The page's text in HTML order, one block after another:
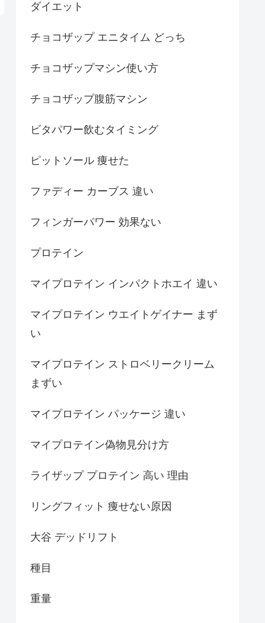
ダイエット
チョコザップ エニタイム どっち
チョコザップマシン使い方
チョコザップ腹筋マシン
ビタパワー飲むタイミング
ピットソール 痩せた
ファディー カーブス 違い
フィンガーパワー 効果ない
プロテイン
マイプロテイン インパクトホエイ 違い
マイプロテイン ウエイトゲイナー まず
い
マイプロテイン ストロベリークリーム
まずい
マイプロテイン パッケージ 違い
マイプロテイン偽物見分け方
ライザップ プロテイン 高い 理由
リングフィット 痩せない原因
大谷 デッドリフト
種目
重量